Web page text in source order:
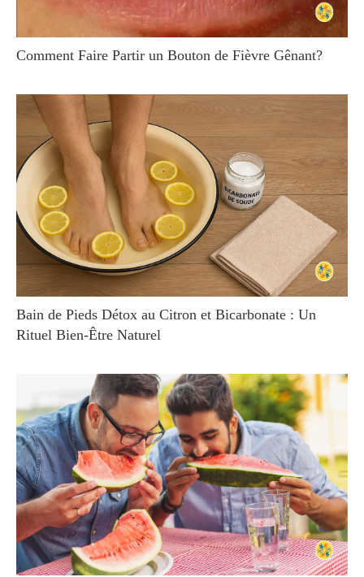
Comment Faire Partir un Bouton de Fièvre Gênant?
Bain de Pieds Détox au Citron et Bicarbonate : Un
Rituel Bien-Être Naturel